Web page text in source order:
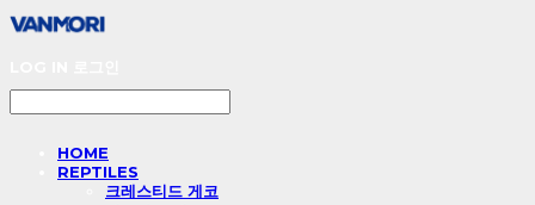
HOME
REPTILES
크레스티드 게코